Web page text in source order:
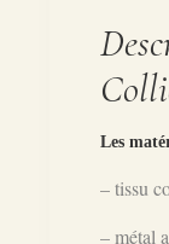
Les
– tissu
– métal